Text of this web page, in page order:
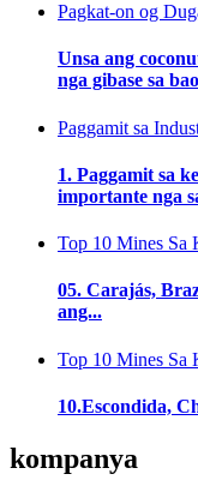
Pagkat-on og
Unsa ang
nga gibase sa
Paggamit sa
1. Paggamit sa
importante nga
Top 10 Mines Sa
05. Carajás,
ang...
Top 10 Mines Sa
10.Escondida,
kompanya